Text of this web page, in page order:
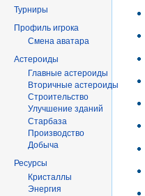
Турниры
Профиль игрока
Смена аватара
Астероиды
Главные астероиды
Вторичные астероиды
Строительство
Улучшение зданий
Старбаза
Производство
Добыча
Ресурсы
Кристаллы
Энергия